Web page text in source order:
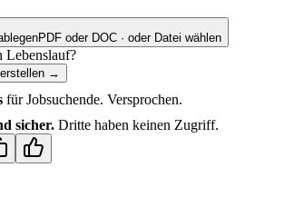
PDF oder DOC · oder Datei wählen
Lebenslauf?
→
für Jobsuchende. Versprochen.
sicher. Dritte haben keinen Zugriff.